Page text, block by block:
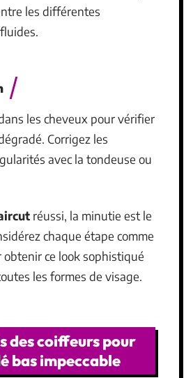
les différentes
les cheveux pour vérifier
Corrigez les
avec la tondeuse ou
réussi, la minutie est le
chaque étape comme
ce look sophistiqué
les formes de visage.
des coiffeurs pour
bas impeccable